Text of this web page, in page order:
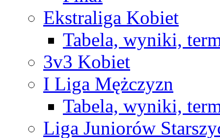
Ekstraliga Kobiet
Tabela, wyniki,
3v3 Kobiet
I Liga Mężczyzn
Tabela, wyniki,
Liga Juniorów